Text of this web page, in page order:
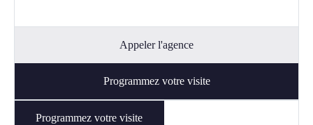
Appeler l'agence
Programmez votre visite
Programmez votre visite